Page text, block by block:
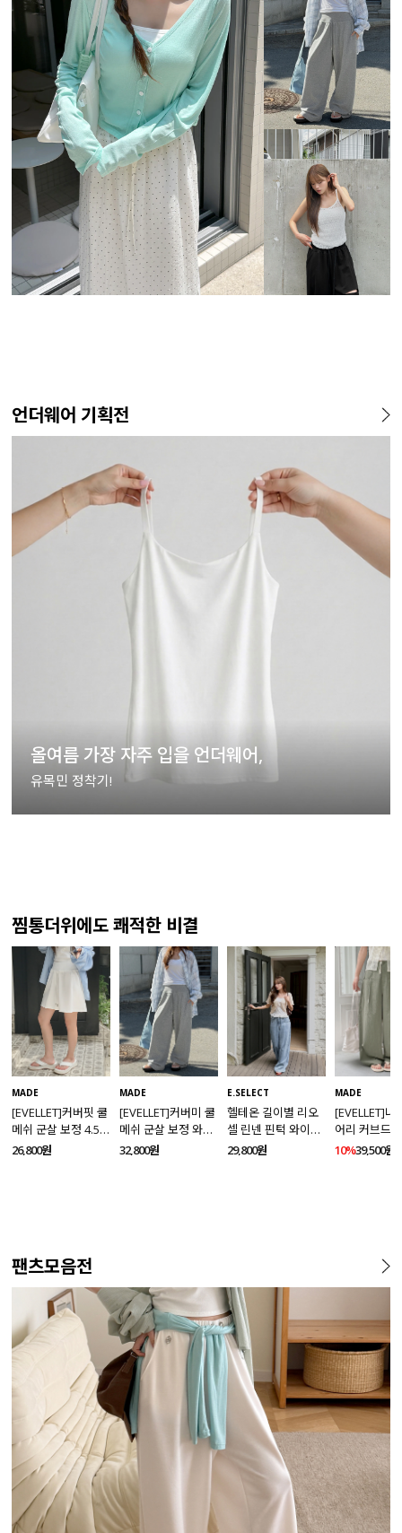
언더웨어 기획전
올여름 가장 자주 입을 언더웨어,
유목민 정착기!
찜통더위에도 쾌적한 비결
MADE
[EVELLET]커버핏 쿨
메쉬 군살 보정 4.5부
밴딩팬츠
26,800원
MADE
[EVELLET]커버미 쿨
메쉬 군살 보정 와이
드 밴딩팬츠
32,800원
E.SELECT
헬테온 길이별 리오
셀 린넨 핀턱 와이드
데님팬츠
29,800원
MADE
[EVELLET]나
어리 커브드
팬츠
10%39,500원
팬츠모음전